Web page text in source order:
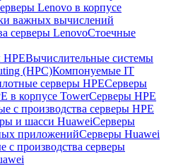
Lenovo в корпусе
важных вычислений
серверы LenovoСтоечные
HPEВычислительные системы
(HPC)Компонуемые IT
серверы HPEСерверы
в корпусе TowerСерверы HPE
с производства серверы HPE
и шасси HuaweiСерверы
приложенийСерверы Huawei
с производства серверы